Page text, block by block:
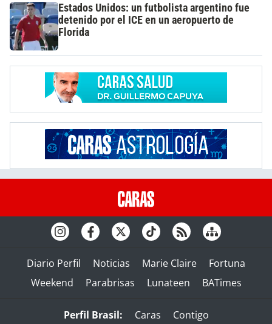
Estados Unidos: un futbolista argentino fue
detenido por el ICE en un aeropuerto de
Florida
Diario Perfil Noticias Marie Claire
Fortuna
Weekend
Parabrisas Lunateen BATimes
Perfil Brasil: Caras
Contigo